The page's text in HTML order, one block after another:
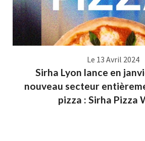
Le 13 Avril 2024
Sirha Lyon lance en
nouveau secteur
pizza : Sirha Pizza